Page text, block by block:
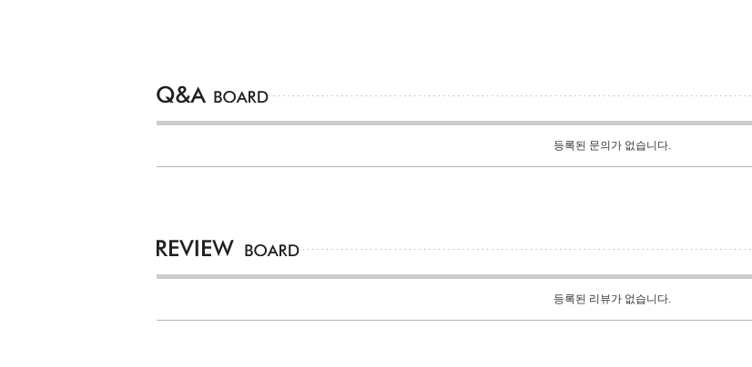
등록된 문의가 없습니다.
등록된 리뷰가 없습니다.